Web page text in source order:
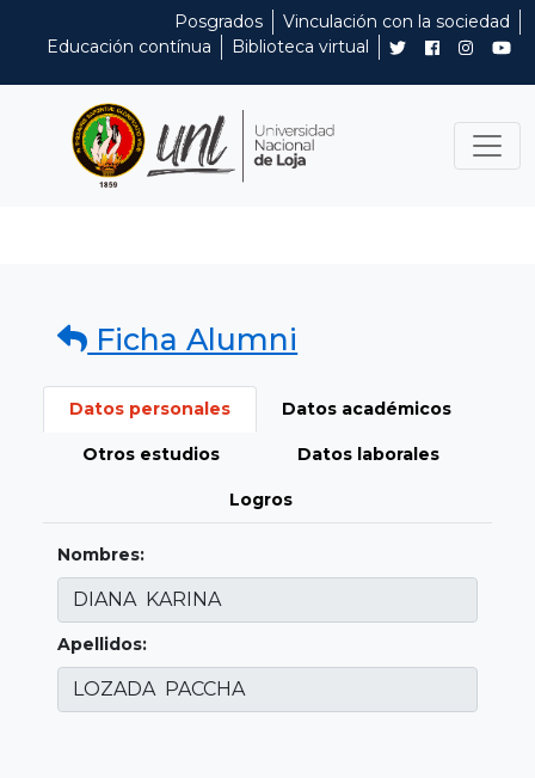
Posgrados
Vinculación con la sociedad
Educación contínua
Biblioteca virtual
Ficha Alumni
Datos personales Datos académicos
Otros estudios Datos laborales
Logros
Nombres:
Apellidos: